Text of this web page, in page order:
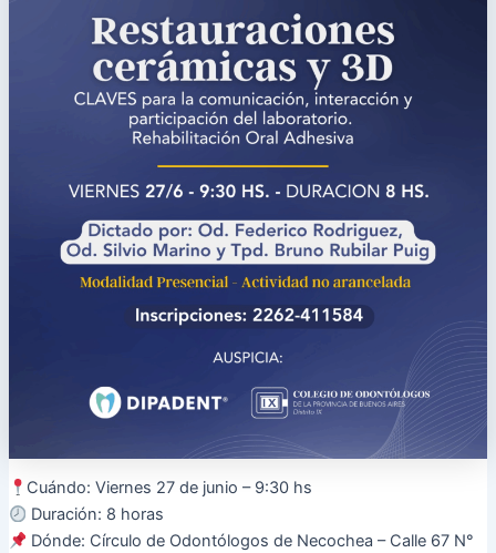
Cuándo: Viernes 27 de junio – 9:30 hs
Duración: 8 horas
Dónde: Círculo de Odontólogos de Necochea – Calle 67 N°